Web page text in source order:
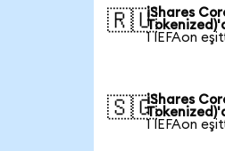
🇷🇺iShares
1 IEFAon
🇸🇬iShares
1 IEFAon